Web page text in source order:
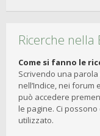
Ricerche nella
Come si fanno le
Scrivendo una
nell’Indice, nei forum
può accedere
le pagine. Ci
utilizzato.